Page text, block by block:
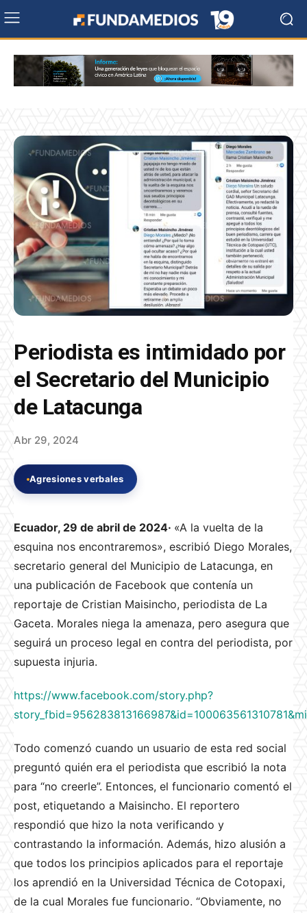
Periodista es intimidado por
el Secretario del Municipio
de Latacunga
Abr 29, 2024
Agresiones verbales
Ecuador, 29 de abril de 2024· «A la vuelta de la
esquina nos encontraremos», escribió Diego Morales,
secretario general del Municipio de Latacunga, en
una publicación de Facebook que contenía un
reportaje de Cristian Maisincho, periodista de La
Gaceta. Morales niega la amenaza, pero asegura que
seguirá un proceso legal en contra del periodista, por
supuesta injuria.
https://www.facebook.com/story.php?
Todo comenzó cuando un usuario de esta red social
preguntó quién era el periodista que escribió la nota
para “no creerle”. Entonces, el funcionario comentó el
post, etiquetando a Maisincho. El reportero
respondió que hizo la nota verificando y
contrastando la información. Además, hizo alusión a
que todos los principios aplicados para el reportaje
los aprendió en la Universidad Técnica de Cotopaxi,
de la cual Morales fue funcionario. “Obviamente, no